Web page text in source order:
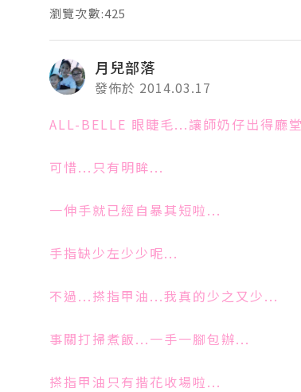
瀏覽次數:425
月兒部落
發佈於 2014.03.17
ALL-BELLE 眼睫毛...讓師奶仔出得廳堂
可惜...只有明眸...
一伸手就已經自暴其短啦...
手指缺少左少少呢...
不過...搽指甲油...我真的少之又少...
事關打掃煮飯...一手一腳包辦...
搽指甲油只有揩花收場啦...